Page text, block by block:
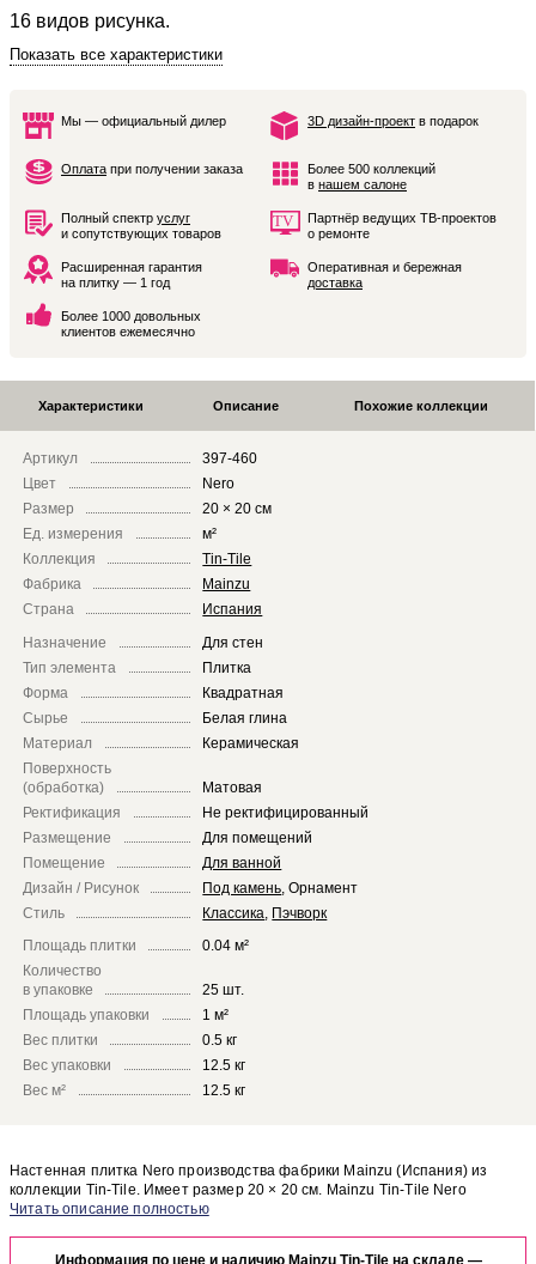
16 видов рисунка.
Показать все характеристики
Мы — официальный дилер 3D дизайн-проект в подарок
Оплата при получении заказа
Более 500 коллекций
в нашем салоне
Полный спектр услуг
и сопутствующих товаров
Партнёр ведущих ТВ-проектов
о ремонте
Расширенная гарантия
на плитку — 1 год
Оперативная и бережная
доставка
Более 1000 довольных
клиентов ежемесячно
Характеристики Описание Похожие коллекции
Артикул
397-460
Цвет
Nero
Размер
20 × 20 см
Ед. измерения
м²
Коллекция
Tin-Tile
Фабрика
Mainzu
Страна
Испания
Назначение
Для стен
Тип элемента
Плитка
Форма
Квадратная
Сырье
Белая глина
Материал
Керамическая
Поверхность
(обработка)
Матовая
Ректификация
Не ректифицированный
Размещение
Для помещений
Помещение
Для ванной
Дизайн / Рисунок
Под камень ,Орнамент
Стиль
Классика Пэчворк
Площадь плитки
0.04 м²
Количество
в упаковке
25 шт.
Площадь упаковки
1 м²
Вес плитки
0.5 кг
Вес упаковки
12.5 кг
Вес м²
12.5 кг
Настенная плитка Nero производства фабрики Mainzu (Испания) из
коллекции Tin-Tile. Имеет размер 20 × 20 см. Mainzu Tin-Tile Nero
отлично сочетается с другими элементами коллекции Tin-Tile.
отделке Вашего помещения, закажите бесплатный дизайн-проект с